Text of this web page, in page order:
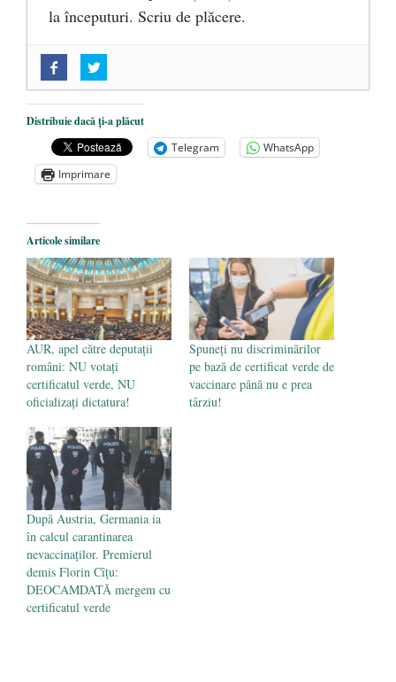
la începuturi. Scriu de plăcere.
„Acum nu e momentul”
O nouă autostradă distruge pădurea
amazoniană, pentru summitul climatic
COP30 - 14 martie 2025
Alegeri controlate
Distribuie dacă ți-a plăcut
Telegram
WhatsApp
Imprimare
Articole similare
AUR, apel către deputații
români: NU votați
certificatul verde, NU
oficializați dictatura!
Spuneți nu discriminărilor
pe bază de certificat verde de
vaccinare până nu e prea
târziu!
După Austria, Germania ia
în calcul carantinarea
nevaccinaților. Premierul
demis Florin Cîțu:
DEOCAMDATĂ mergem cu
certificatul verde